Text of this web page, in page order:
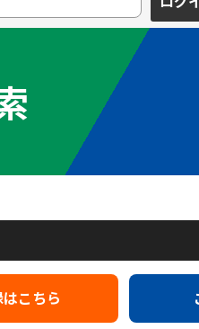
こちら